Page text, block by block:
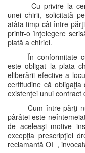
Cu privire la
unei chirii, solicitată
atâta timp cât între
printr-o înţelegere
plată a chiriei.
În conformitate
este obligat la plata
eliberării efective a
certitudine că
existenţei unui contract
Cum între părţi
pârâtei este
de aceleaşi motive
excepţia prescripţiei
reclamantă OI ,